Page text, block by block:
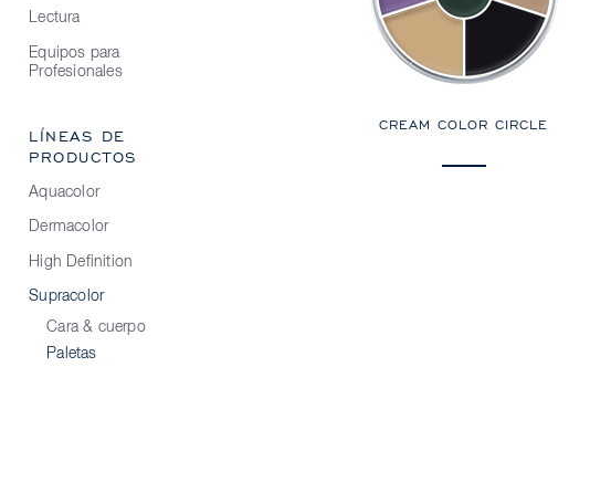
Lectura
Equipos para
Profesionales
LÍNEAS DE
PRODUCTOS
Aquacolor
Dermacolor
High Definition
Supracolor
Cara & cuerpo
Paletas
CREAM COLOR CIRCLE